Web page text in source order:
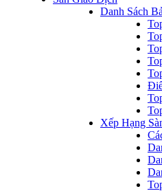
Danh Sách
Xếp Hạng